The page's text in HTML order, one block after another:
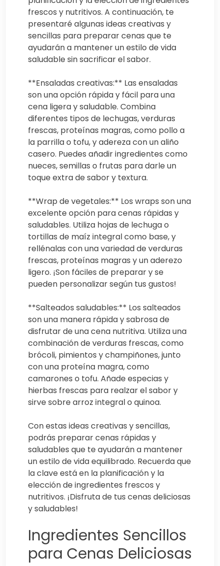
frescos y nutritivos. A continuación, te
presentaré algunas ideas creativas y
sencillas para preparar cenas que te
ayudarán a mantener un estilo de vida
saludable sin sacrificar el sabor.
**Ensaladas creativas:** Las ensaladas
son una opción rápida y fácil para una
cena ligera y saludable. Combina
diferentes tipos de lechugas, verduras
frescas, proteínas magras, como pollo a
la parrilla o tofu, y adereza con un aliño
casero. Puedes añadir ingredientes como
nueces, semillas o frutas para darle un
toque extra de sabor y textura.
**Wrap de vegetales:** Los wraps son una
excelente opción para cenas rápidas y
saludables. Utiliza hojas de lechuga o
tortillas de maíz integral como base, y
rellénalas con una variedad de verduras
frescas, proteínas magras y un aderezo
ligero. ¡Son fáciles de preparar y se
pueden personalizar según tus gustos!
**Salteados saludables:** Los salteados
son una manera rápida y sabrosa de
disfrutar de una cena nutritiva. Utiliza una
combinación de verduras frescas, como
brócoli, pimientos y champiñones, junto
con una proteína magra, como
camarones o tofu. Añade especias y
hierbas frescas para realzar el sabor y
sirve sobre arroz integral o quinoa.
Con estas ideas creativas y sencillas,
podrás preparar cenas rápidas y
saludables que te ayudarán a mantener
un estilo de vida equilibrado. Recuerda que
la clave está en la planificación y la
elección de ingredientes frescos y
nutritivos. ¡Disfruta de tus cenas deliciosas
y saludables!
Ingredientes Sencillos
para Cenas Deliciosas